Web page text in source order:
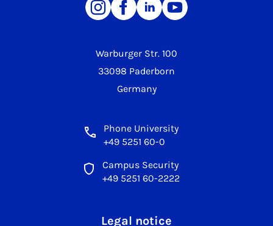
Warburger Str. 100
33098 Paderborn
Germany
Phone University
+49 5251 60-0
Campus Security
+49 5251 60-2222
Legal notice